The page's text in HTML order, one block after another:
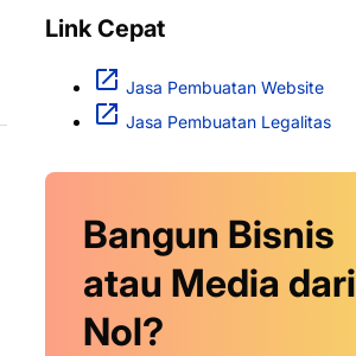
Link Cepat
Jasa Pembuatan Website
Jasa Pembuatan Legalitas
Bangun Bisnis
atau Media dari
Nol?